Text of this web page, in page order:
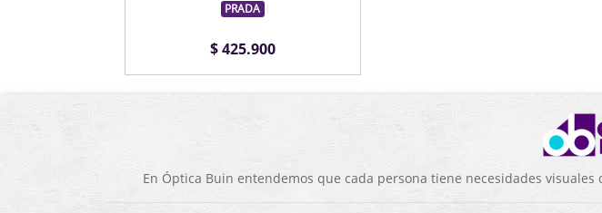
PRADA
$ 425.900
En Óptica Buin entendemos que cada persona tiene necesidades